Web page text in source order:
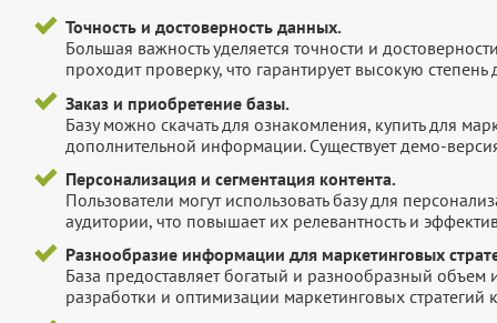
Точность и достоверность данных.
Большая важность уделяется точности и
проходит проверку, что гарантирует высокую
Заказ и приобретение базы.
Базу можно скачать для ознакомления, купить для
дополнительной информации. Существует демо-
Персонализация и сегментация контента.
Пользователи могут использовать базу для
аудитории, что повышает их релевантность и
Разнообразие информации для маркетинговых
База предоставляет богатый и разнообразный
разработки и оптимизации маркетинговых стратегий